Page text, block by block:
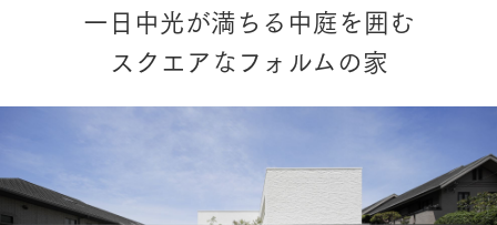
一日中光が満ちる中庭を囲む
スクエアなフォルムの家